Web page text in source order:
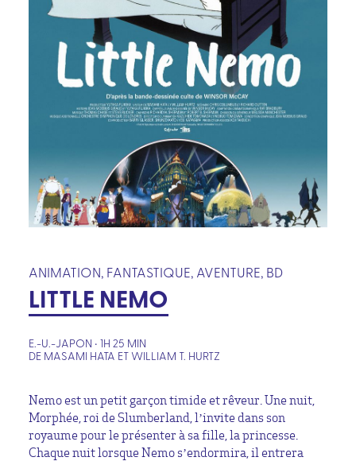
ANIMATION, FANTASTIQUE, AVENTURE, BD
LITTLE NEMO
E.-U.-JAPON • 1H 25 MIN
DE MASAMI HATA ET WILLIAM T. HURTZ
Nemo est un petit garçon timide et rêveur. Une nuit,
Morphée, roi de Slumberland, l’invite dans son
royaume pour le présenter à sa fille, la princesse.
Chaque nuit lorsque Nemo s’endormira, il entrera